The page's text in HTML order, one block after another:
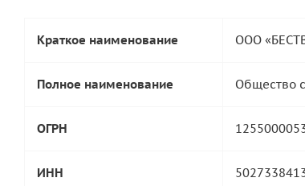
Краткое наименование ООО
Полное наименование Общество
ОГРН
ИНН